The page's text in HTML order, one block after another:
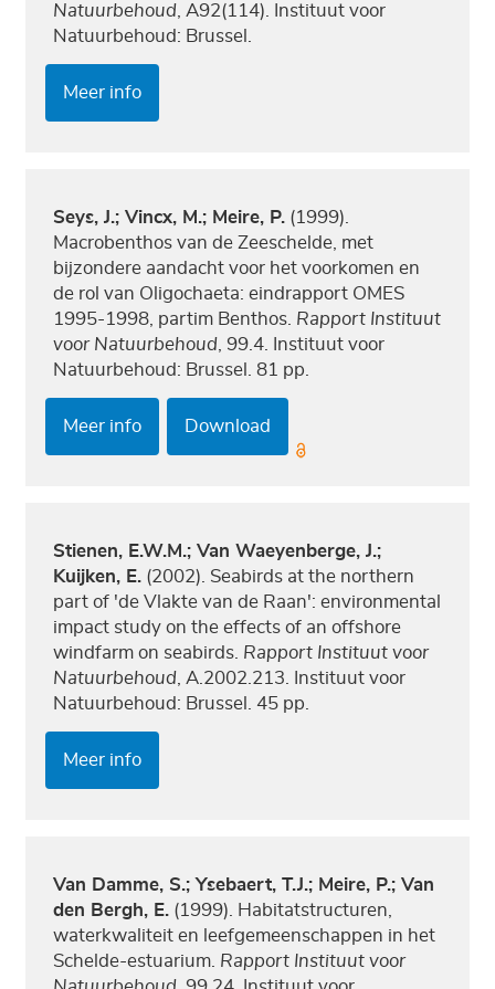
Natuurbehoud , A92(114). Instituut voor
Natuurbehoud: Brussel.
Meer info
Seys, J.; Vincx, M.; Meire, P. (1999).
Macrobenthos van de Zeeschelde, met
bijzondere aandacht voor het voorkomen en
de rol van Oligochaeta: eindrapport OMES
1995-1998, partim Benthos. Rapport Instituut
voor Natuurbehoud , 99.4. Instituut voor
Natuurbehoud: Brussel. 81 pp.
Meer info Download
Stienen, E.W.M.; Van Waeyenberge, J.;
Kuijken, E. (2002). Seabirds at the northern
part of 'de Vlakte van de Raan': environmental
impact study on the effects of an offshore
windfarm on seabirds. Rapport Instituut voor
Natuurbehoud , A.2002.213. Instituut voor
Natuurbehoud: Brussel. 45 pp.
Meer info
Van Damme, S.; Ysebaert, T.J.; Meire, P.; Van
den Bergh, E. (1999). Habitatstructuren,
waterkwaliteit en leefgemeenschappen in het
Schelde-estuarium. Rapport Instituut voor